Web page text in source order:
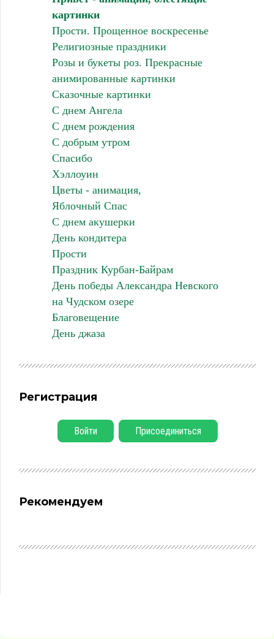
картинки
Прости. Прощенное воскресенье
Религиозные праздники
Розы и букеты роз. Прекрасные
анимированные картинки
Сказочные картинки
С днем Ангела
С днем рождения
С добрым утром
Спасибо
Хэллоуин
Цветы - анимация,
Яблочный Спас
С днем акушерки
День кондитера
Прости
Праздник Курбан-Байрам
День победы Александра Невского
на Чудском озере
Благовещение
День джаза
Регистрация
Войти Присоединиться
Рекомендуем